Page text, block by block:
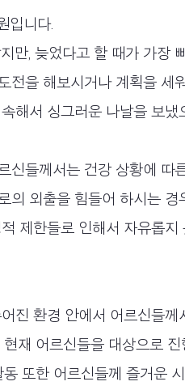
입니다.
만, 늦었다고 할 때가 가장
전을 해보시거나 계획을 세
해서 싱그러운 나날을 보냈
신들께서는 건강 상황에 따
의 외출을 힘들어 하시는
제한들로 인해서 자유롭
진 환경 안에서 어르신들
현재 어르신들을 대상으로
또한 어르신들께 즐거운